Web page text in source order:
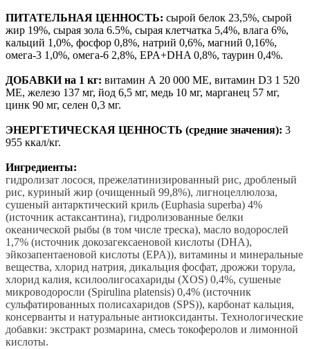
ПИТАТЕЛЬНАЯ ЦЕННОСТЬ: сырой белок 23,5%, сырой
жир 19%, сырая зола 6.5%, сырая клетчатка 5,4%, влага 6%,
кальций 1,0%, фосфор 0,8%, натрий 0,6%, магний 0,16%,
омега-3 1,0%, омега-6 2,8%, EPA+DHA 0,8%, таурин 0,4%.
ДОБАВКИ на 1 кг: витамин А 20 000 МЕ, витамин D3 1 520
МЕ, железо 137 мг, йод 6,5 мг, медь 10 мг, марганец 57 мг,
цинк 90 мг, селен 0,3 мг.
ЭНЕРГЕТИЧЕСКАЯ ЦЕННОСТЬ (средние значения): 3
955 ккал/кг.
Ингредиенты:
гидролизат лосося, прежелатинизированный рис, дробленый
рис, куриный жир (очищенный 99,8%), лигноцеллюлоза,
сушеный антарктический криль (Euphasia superba) 4%
(источник астаксантина), гидролизованные белки
океанической рыбы (в том числе треска), масло водорослей
1,7% (источник докозагексаеновой кислоты (DHA),
эйкозапентаеновой кислоты (EPA)), витамины и минеральные
вещества, хлорид натрия, дикальция фосфат, дрожжи торула,
хлорид калия, ксилоолигосахариды (XOS) 0,4%, сушеные
микроводоросли (Spirulina platensis) 0,4% (источник
сульфатированных полисахаридов (SPS)), карбонат кальция,
консерванты и натуральные антиоксиданты. Технологические
добавки: экстракт розмарина, смесь токоферолов и лимонной
кислоты.